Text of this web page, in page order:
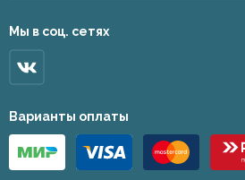
Мы в соц. сетях
Варианты оплаты